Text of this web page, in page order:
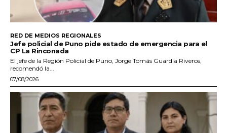
RED DE MEDIOS REGIONALES
Jefe policial de Puno pide estado de emergencia para el
CP La Rinconada
El jefe de la Región Policial de Puno, Jorge Tomás Guardia Riveros,
recomendó la...
07/08/2026